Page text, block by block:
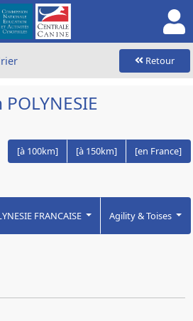
Retour
[à 100km] [à 150km] [en France]
FRANCAISE Agility & Toises